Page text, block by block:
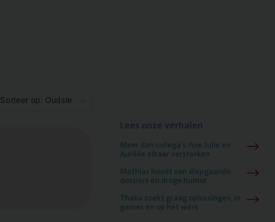
Sorteer op: Oudste
Meer dan collega’s: hoe Julie en
Aurélie elkaar versterken
Mathias houdt van diepgaande
dossiers én droge humor
Thalia zoekt graag oplossingen, in
games én op het werk